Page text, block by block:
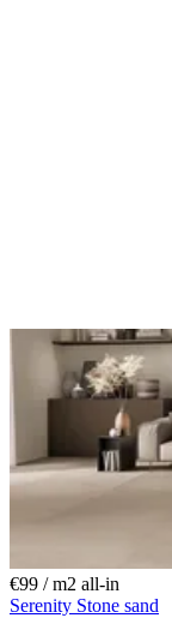
€99 / m2 all-in
Serenity Stone sand